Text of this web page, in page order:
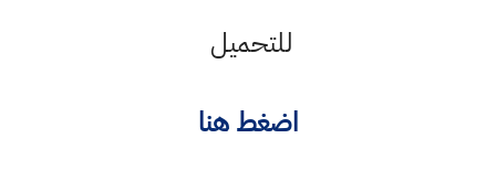
للتحميل
اضغط هنا